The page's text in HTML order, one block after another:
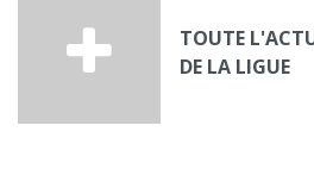
TOUTE
DE LA LIGUE